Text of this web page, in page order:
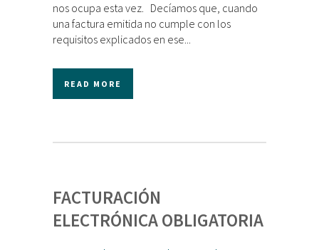
nos ocupa esta vez. Decíamos que, cuando
una factura emitida no cumple con los
requisitos explicados en ese...
READ MORE
FACTURACIÓN
ELECTRÓNICA OBLIGATORIA